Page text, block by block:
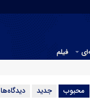
فیلم
محبوب جدید دیدگاه‌ها